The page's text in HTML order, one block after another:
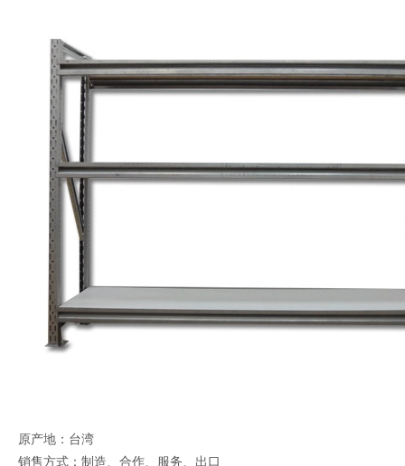
原产地：台湾
销售方式：制造、合作、服务、出口